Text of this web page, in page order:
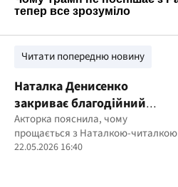
Читати попередню новину
Наталка Денисенко
закриває благодійний
проєкт після хвилі гейту
Акторка пояснила, чому
прощається з Наталкою-читалкою
22.05.2026 16:40